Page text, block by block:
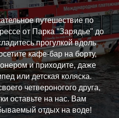
путешествие по
от Парка "Зарядье" до
прогулкой вдоль
кафе-бар на борту,
и приходите, даже
или детская коляска.
четвероногого друга,
оставьте на нас. Вам
отдых на воде!